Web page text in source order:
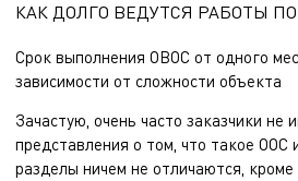
КАК ДОЛГО ВЕДУТСЯ РАБОТЫ
Срок выполнения ОВОС от одного
зависимости от сложности объекта
Зачастую, очень часто заказчики не
представления о том, что такое ООС
разделы ничем не отличаются, кроме